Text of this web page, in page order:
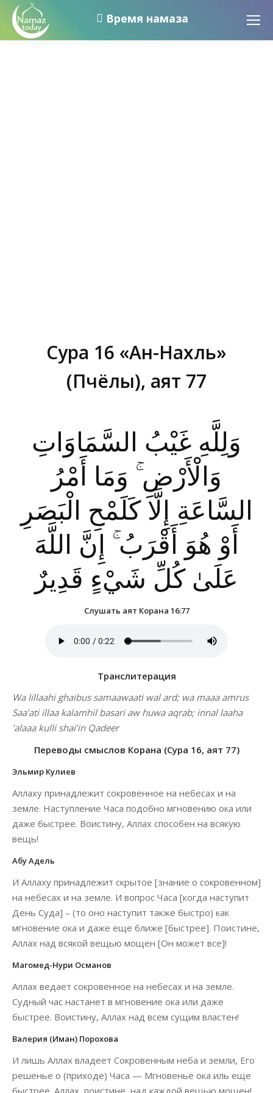
Время намаза
Сура 16 «Ан-Нахль»
(Пчёлы), аят 77
وَلِلَّهِ غَيْبُ السَّمَاوَاتِ
وَالْأَرْضِ ۚ وَمَا أَمْرُ
السَّاعَةِ إِلَّا كَلَمْحِ الْبَصَرِ
أَوْ هُوَ أَقْرَبُ ۚ إِنَّ اللَّهَ
عَلَىٰ كُلِّ شَيْءٍ قَدِيرٌ
Слушать аят Корана 16:77
Транслитерация
Wa lillaahi ghaibus samaawaati wal ard; wa maaa amrus
Saa’ati illaa kalamhil basari aw huwa aqrab; innal laaha
‘alaaa kulli shai’in Qadeer
Переводы смыслов Корана (Сура 16, аят 77)
Эльмир Кулиев
Аллаху принадлежит сокровенное на небесах и на
земле. Наступление Часа подобно мгновению ока или
даже быстрее. Воистину, Аллах способен на всякую
вещь!
Абу Адель
И Аллаху принадлежит скрытое [знание о сокровенном]
на небесах и на земле. И вопрос Часа [когда наступит
День Суда] – (то оно наступит также быстро) как
мгновение ока и даже еще ближе [быстрее]. Поис­тине,
Аллах над всякой вещью мощен [Он может все]!
Магомед-Нури Османов
Аллах ведает сокровенное на небесах и на земле.
Судный час настанет в мгновение ока или даже
быстрее. Воистину, Аллах над всем сущим властен!
Валерия (Иман) Порохова
И лишь Аллах владеет Сокровенным неба и земли, Его
решенье о (приходе) Часа — Мгновенье ока иль еще
быстрее. Аллах, поистине, над каждой вещью мощен!